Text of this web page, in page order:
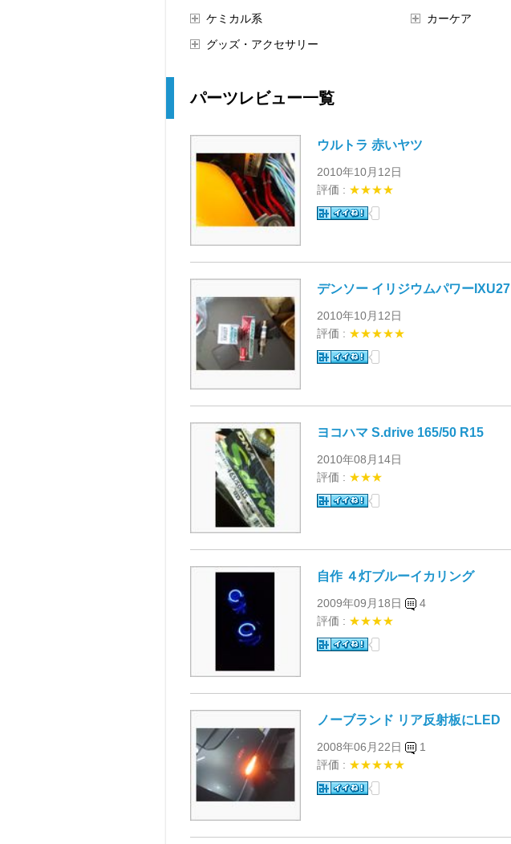
ケミカル系
グッズ・アクセサリー
カーケア
パーツレビュー一覧
ウルトラ 赤いヤツ
2010年10月12日
評価 : ★★★★
デンソー イリジウムパワーIXU27
2010年10月12日
評価 : ★★★★★
ヨコハマ S.drive 165/50 R15
2010年08月14日
評価 : ★★★
自作 ４灯ブルーイカリング
2009年09月18日
4
評価 : ★★★★
ノーブランド リア反射板にLED
2008年06月22日
1
評価 : ★★★★★